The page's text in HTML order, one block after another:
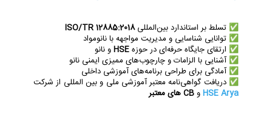
✅ تسلط بر استاندارد بین‌المللیISO/TR 12885:2018
✅ توانایی شناسایی و مدیریت مواجهه با نانومواد
✅ ارتقای جایگاه حرفه‌ای در حوزهHSEو نانو
✅ آشنایی با الزامات و چارچوب‌های ممیزی ایمنی نانو
✅ آمادگی برای طراحی برنامه‌های آموزشی داخلی
✅ دریافت گواهی‌نامه معتبر آموزشی ملی و بین المللی از شرکت
HSE AryaوCB های معتبر